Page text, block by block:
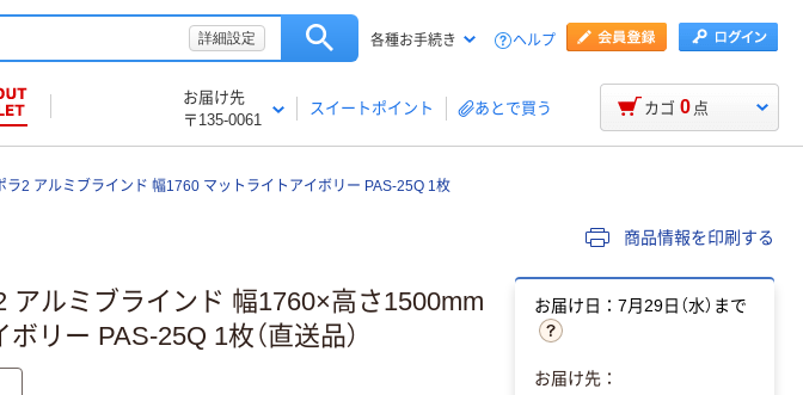
詳細設定 各種お手続き ヘルプ
お届け先
〒135-0061
スイートポイント あとで買う カゴ 0 点
ラ2 アルミブラインド 幅1760 マットライトアイボリー PAS-25Q 1枚
商品情報を印刷する
アルミブラインド 幅1760×高さ1500mm
リー PAS-25Q 1枚（直送品）
お届け日：7月29日（水）まで
お届け先：